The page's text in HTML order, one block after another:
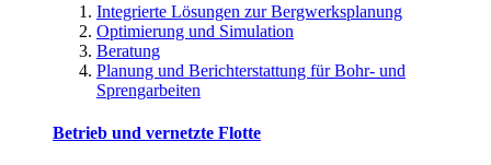
Integrierte Lösungen zur Bergwerksplanung
Optimierung und Simulation
Beratung
Planung und Berichterstattung für Bohr- und
Sprengarbeiten
Betrieb und vernetzte Flotte